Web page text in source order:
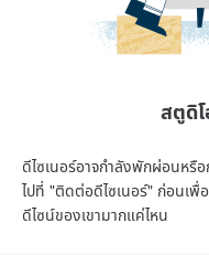
สตูดิ
ดีไซเนอร์อาจกำลังพักผ่อนหรื
ไปที่ "ติดต่อดีไซเนอร์" ก่อนเพื่
ดีไซน์ของเขามากแค่ไหน